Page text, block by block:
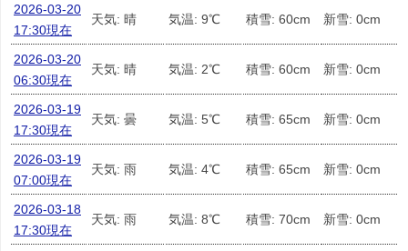
2026-03-20
17:30現在
天気: 晴 気温: 9℃ 積雪: 60cm 新雪: 0cm
2026-03-20
06:30現在
天気: 晴 気温: 2℃ 積雪: 60cm 新雪: 0cm
2026-03-19
17:30現在
天気: 曇 気温: 5℃ 積雪: 65cm 新雪: 0cm
2026-03-19
07:00現在
天気: 雨 気温: 4℃ 積雪: 65cm 新雪: 0cm
2026-03-18
17:30現在
天気: 雨 気温: 8℃ 積雪: 70cm 新雪: 0cm